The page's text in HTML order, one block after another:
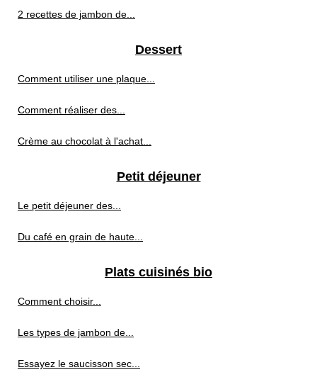
2 recettes de jambon de...
Dessert
Comment utiliser une plaque...
Comment réaliser des...
Crème au chocolat à l'achat...
Petit déjeuner
Le petit déjeuner des...
Du café en grain de haute...
Plats cuisinés bio
Comment choisir...
Les types de jambon de...
Essayez le saucisson sec...